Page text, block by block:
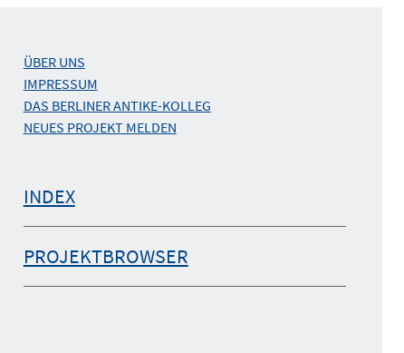
ÜBER UNS
IMPRESSUM
DAS BERLINER ANTIKE-KOLLEG
NEUES PROJEKT MELDEN
INDEX
PROJEKTBROWSER